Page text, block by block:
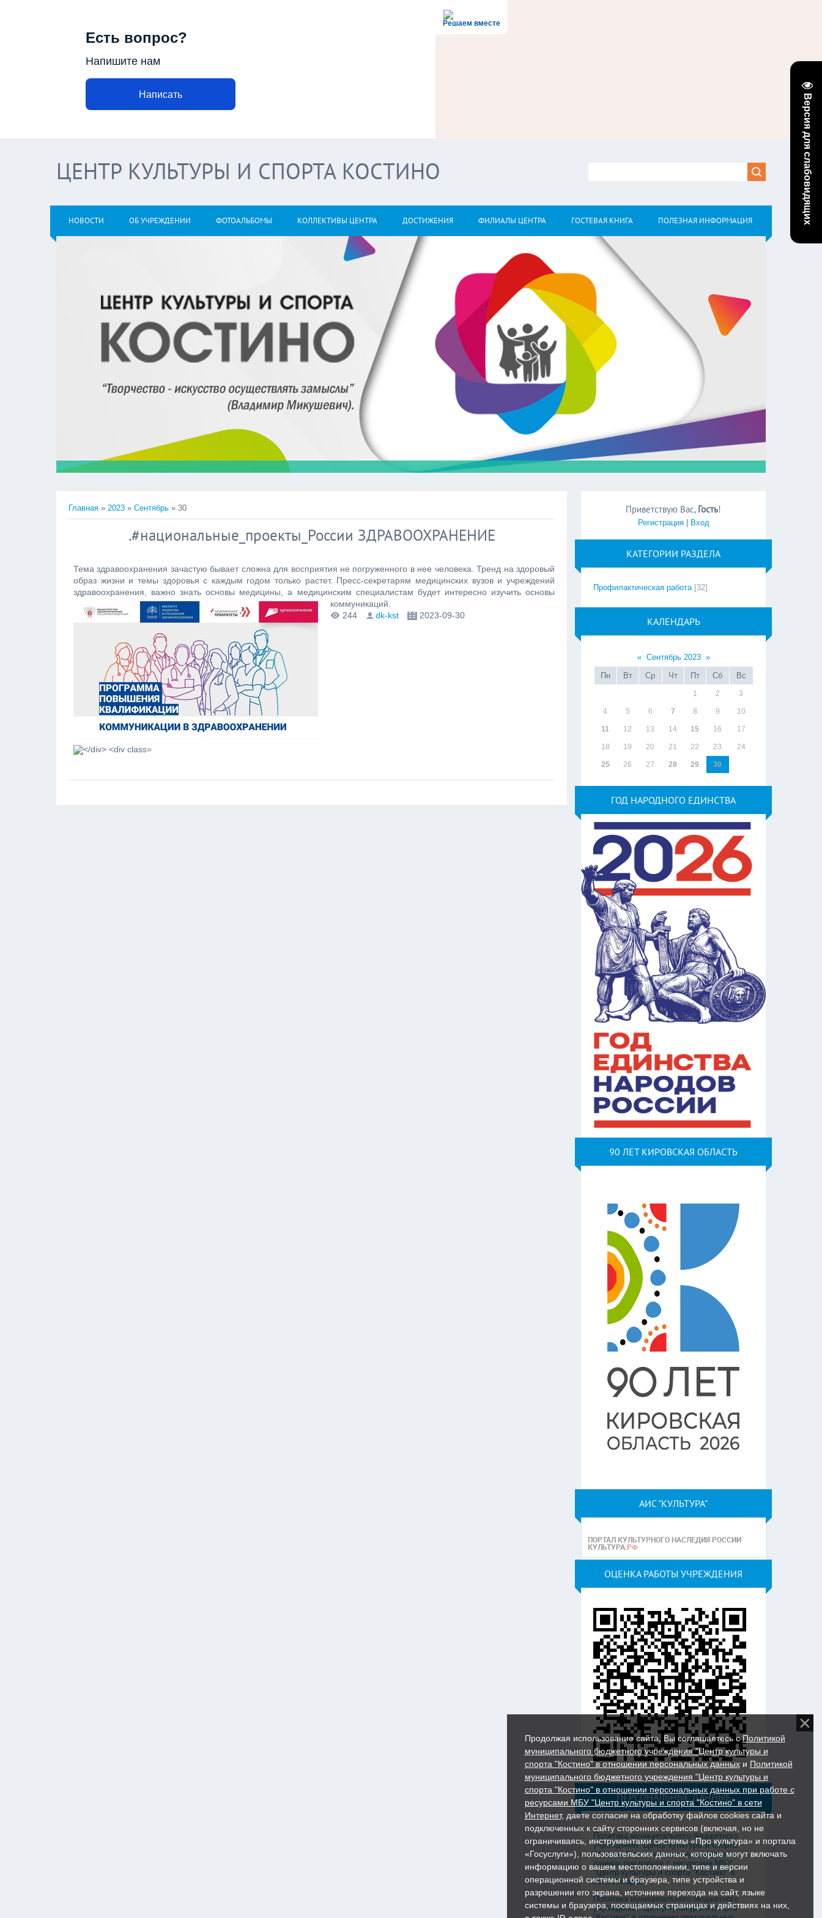
Версия для слабовидящих
Решаем вместе
Есть вопрос?
Напишите нам
Написать
ЦЕНТР КУЛЬТУРЫ И СПОРТА КОСТИНО
НОВОСТИ ОБ УЧРЕЖДЕНИИ ФОТОАЛЬБОМЫ КОЛЛЕКТИВЫ ЦЕНТРА ДОСТИЖЕНИЯ ФИЛИАЛЫ ЦЕНТРА ГОСТЕВАЯ КНИГА ПОЛЕЗНАЯ ИНФОРМАЦИЯ
Главная » 2023 » Сентябрь » 30
.#национальные_проекты_России ЗДРАВООХРАНЕНИЕ
Тема здравоохранения зачастую бывает сложна для восприятия не погруженного в нее человека. Тренд на здоровый
образ жизни и темы здоровья с каждым годом только растет. Пресс-секретарям медицинских вузов и учреждений
здравоохранения, важно знать основы медицины, а медицинским специалистам будет интересно изучить основы
коммуникаций.
244
dk-kst 2023-09-30
Приветствую Вас, Гость!
Регистрация| Вход
КАТЕГОРИИ РАЗДЕЛА
Профилактическая работа [32]
КАЛЕНДАРЬ
« Сентябрь 2023 »
Пн
Вт Ср Чт Пт Сб Вс
1 2 3
4 5 6 7 8 9 10
11 12 13 14 15 16 17
18 19 20 21 22 23 24
25 26 27 28 29 30
ГОД НАРОДНОГО ЕДИНСТВА
90 ЛЕТ КИРОВСКАЯ ОБЛАСТЬ
АИС "КУЛЬТУРА"
ОЦЕНКА РАБОТЫ УЧРЕЖДЕНИЯ
ПЕРСОНАЛЬНЫЕ ДАННЫЕ
Политика муниципального бюджетного
учреждения "Центр культуры и спорта
"Костино" в отношении персональных
данных при работе с ресурсами МБУ
"Центр культуры и спорта "Костино" в
сети Интернет
Политика муниципального бюджетного
учреждения "Центр культуры и спорта
Продолжая использование сайта, Вы соглашаетесь сПолитикой
муниципального бюджетного учреждения "Центр культуры и
спорта "Костино" в отношении персональных данныхи Политикой
муниципального бюджетного учреждения "Центр культуры и
спорта "Костино" в отношении персональных данных при работе с
ресурсами МБУ "Центр культуры и спорта "Костино" в сети
Интернет, даете согласие на обработку файлов cookies сайта и
подключенных к сайту сторонних сервисов (включая, но не
ограничиваясь, инструментами системы «Про культура» и портала
«Госуслуги»), пользовательских данных, которые могут включать
информацию о вашем местоположении, типе и версии
операционной системы и браузера, типе устройства и
разрешении его экрана, источнике перехода на сайт, языке
системы и браузера, посещаемых страницах и действиях на них,